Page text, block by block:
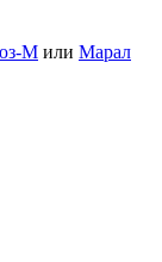
М или Марал